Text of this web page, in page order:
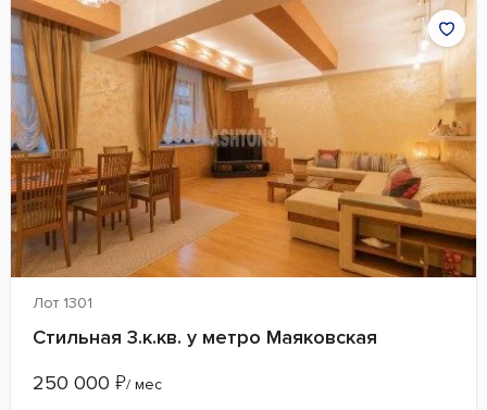
Лот 1301
Стильная 3.к.кв. у метро Маяковская
250 000 ₽/ мес